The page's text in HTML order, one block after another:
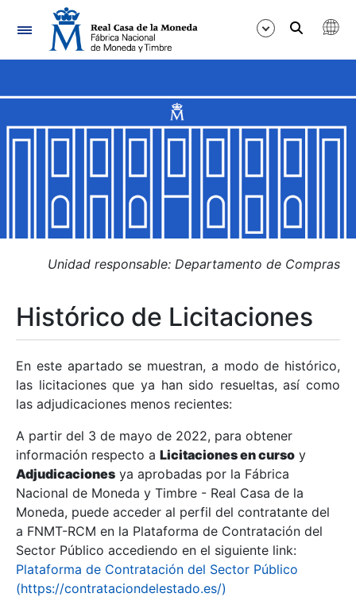
Navegación
Mostrar/Ocultar
Mostrar/Ocultar
Mostrar/Ocultar
Mostrar/Ocultar
Mostrar/Ocultar
Mostrar/Ocultar
Unidad responsable: Departamento de Compras
Histórico de Licitaciones
En este apartado se muestran, a modo de histórico,
las licitaciones que ya han sido resueltas, así como
las adjudicaciones menos recientes:
A partir del 3 de mayo de 2022, para obtener
información respecto a Licitaciones en curso y
Adjudicaciones ya aprobadas por la Fábrica
Nacional de Moneda y Timbre - Real Casa de la
Moneda, puede acceder al perfil del contratante del
a FNMT-RCM en la Plataforma de Contratación del
Sector Público accediendo en el siguiente link:
Plataforma de Contratación del Sector Público
(https://contrataciondelestado.es/)